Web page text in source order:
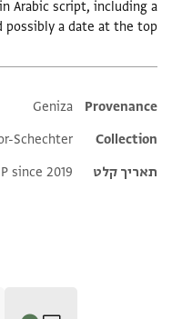
Arabic script, including a
possibly a date at the top.
Additional metadata
Provenance
Geniza
Collection
Schechter
תאריך קלט
since 2019